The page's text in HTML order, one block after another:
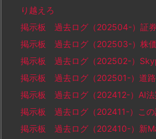
り越えろ
掲示板 過去ログ（202504-）証
掲示板 過去ログ（202503-）株
掲示板 過去ログ（202502-）
掲示板 過去ログ（202501-）道
掲示板 過去ログ（202412-）AI法
掲示板 過去ログ（202411-）この
掲示板 過去ログ（202410-）新